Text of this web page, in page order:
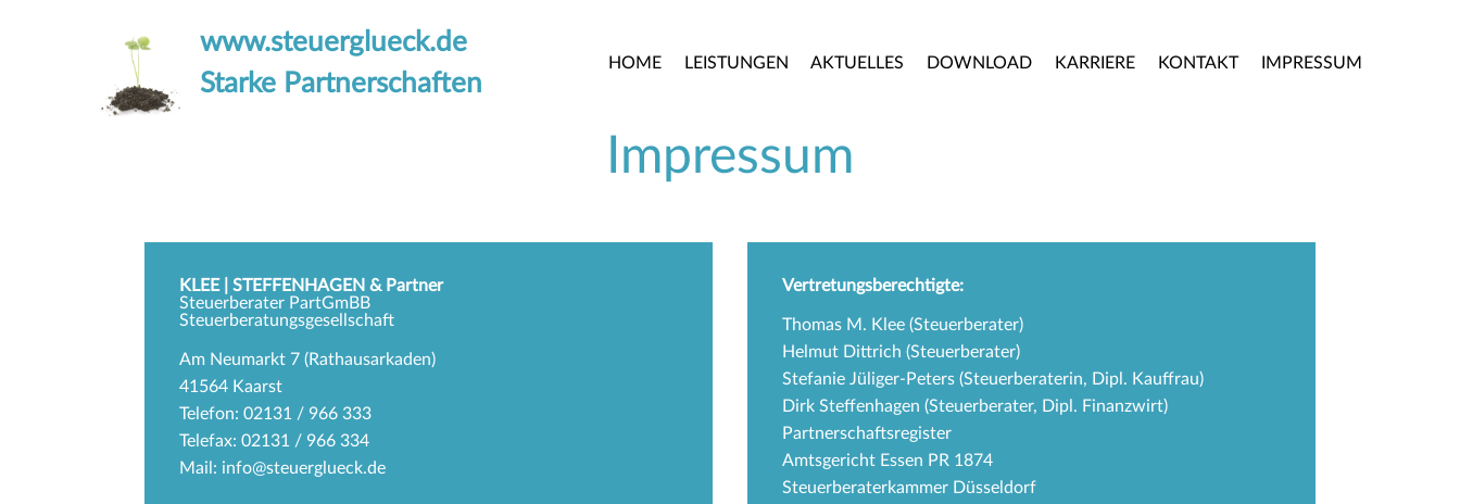
www.steuerglueck.de
Starke Partnerschaften
HOME LEISTUNGEN AKTUELLES DOWNLOAD KARRIERE KONTAKT IMPRESSUM
Impressum
KLEE | STEFFENHAGEN & Partner
Steuerberater PartGmBB
Steuerberatungsgesellschaft
Am Neumarkt 7 (Rathausarkaden)
41564 Kaarst
Telefon: 02131 / 966 333
Telefax: 02131 / 966 334
Mail: info@steuerglueck.de
Vertretungsberechtigte:
Thomas M. Klee (Steuerberater)
Helmut Dittrich (Steuerberater)
Stefanie Jüliger-Peters (Steuerberaterin, Dipl. Kauffrau)
Dirk Steffenhagen (Steuerberater, Dipl. Finanzwirt)
Partnerschaftsregister
Amtsgericht Essen PR 1874
Steuerberaterkammer Düsseldorf